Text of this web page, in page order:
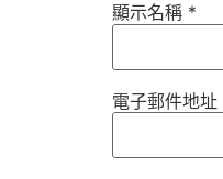
顯示名稱 *
電子郵件地址